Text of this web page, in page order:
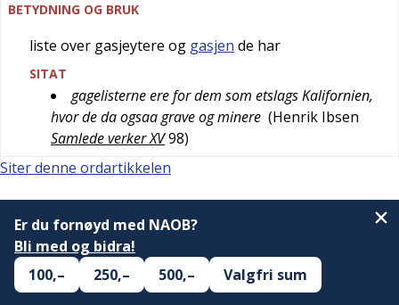
BETYDNING OG BRUK
liste over gasjeytere og gasjen de har
SITAT
gagelisterne ere for dem som etslags Kalifornien,
hvor de da ogsaa grave og minere (Henrik Ibsen
Samlede verker XV98)
Siter denne ordartikkelen
Er du fornøyd med NAOB?
Bli med og bidra!
100,–
250,– 500,– Valgfri sum